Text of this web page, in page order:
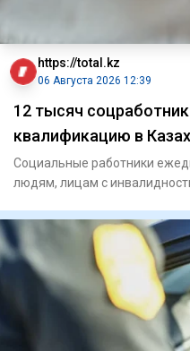
https://total.kz
06 Августа 2026 12:39
12 тысяч
квалификацию в
Социальные работники
людям, лицам с